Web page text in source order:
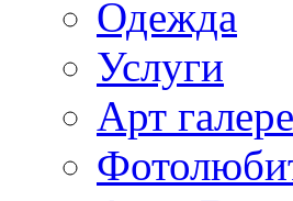
Одежда
Услуги
Арт